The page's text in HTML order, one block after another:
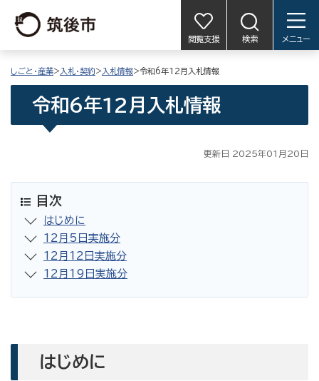
閲覧支援 検索 メニュー
しごと・産業>入札・契約>入札情報>令和6年12月入札情報
令和6年12月入札情報
更新日 2025年01月20日
目次
はじめに
12月5日実施分
12月12日実施分
12月19日実施分
はじめに